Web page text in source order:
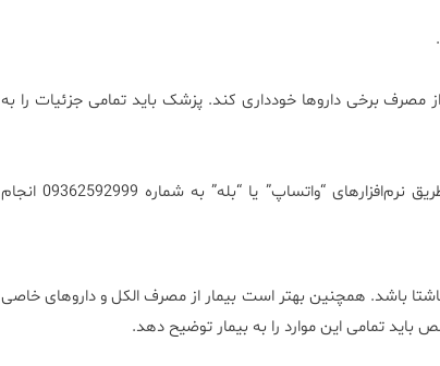
ناشتا باشد و از مصرف برخی داروها خودداری کند. پزشک باید تمامی جزئیات را به
مراجعه‌کنندگان می‌توانند پذیرش خود را به صورت آنلاین از طریق نرم‌افزارهای “واتساپ” یا “بله” به شماره 09362592999 انجام
پروتئین کل، بیمار باید حداقل 12 ساعت ناشتا باشد. همچنین بهتر است بیمار از مصرف الکل و داروهای خاصی
تمامی این موارد را به بیمار توضیح دهد.